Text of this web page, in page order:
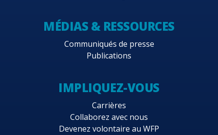
MÉDIAS & RESSOURCES
Communiqués de presse
Publications
IMPLIQUEZ-VOUS
Carrières
Collaborez avec nous
Devenez volontaire au WFP